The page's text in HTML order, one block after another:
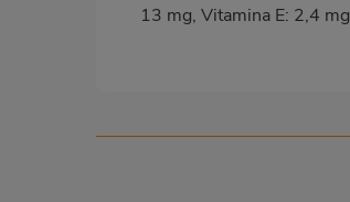
13 mg, Vitamina E: 2,4 mg